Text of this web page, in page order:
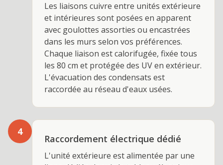
Les liaisons cuivre entre unités extérieure
et intérieures sont posées en apparent
avec goulottes assorties ou encastrées
dans les murs selon vos préférences.
Chaque liaison est calorifugée, fixée tous
les 80 cm et protégée des UV en extérieur.
L'évacuation des condensats est
raccordée au réseau d'eaux usées.
4
Raccordement électrique dédié
L'unité extérieure est alimentée par une